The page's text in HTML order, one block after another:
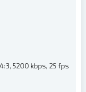
5200 kbps, 25 fps